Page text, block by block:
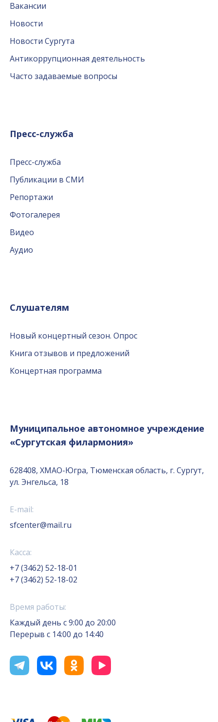
Вакансии
Новости
Новости Сургута
Антикоррупционная деятельность
Часто задаваемые вопросы
Пресс-служба
Пресс-служба
Публикации в СМИ
Репортажи
Фотогалерея
Видео
Аудио
Слушателям
Новый концертный сезон. Опрос
Книга отзывов и предложений
Концертная программа
Муниципальное автономное учреждение
«Сургутская филармония»
628408, ХМАО-Югра, Тюменская область, г. Сургут,
ул. Энгельса, 18
E-mail:
sfcenter@mail.ru
Касса:
+7 (3462) 52-18-01
+7 (3462) 52-18-02
Время работы:
Каждый день с 9:00 до 20:00
Перерыв с 14:00 до 14:40